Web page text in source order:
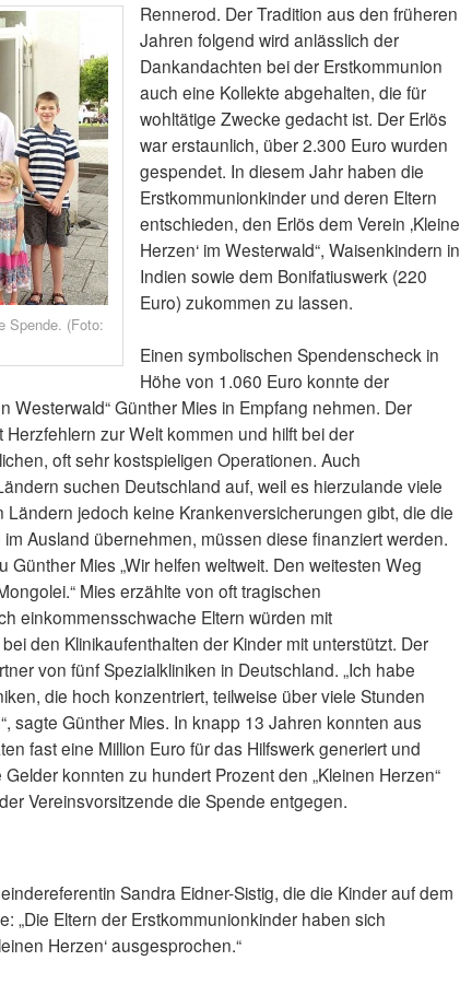
Spende. (Foto:
Rennerod. Der Tradition aus den früheren
Jahren folgend wird anlässlich der
Dankandachten bei der Erstkommunion
auch eine Kollekte abgehalten, die für
wohltätige Zwecke gedacht ist. Der Erlös
war erstaunlich, über 2.300 Euro wurden
gespendet. In diesem Jahr haben die
Erstkommunionkinder und deren Eltern
entschieden, den Erlös dem Verein ‚Kleine
Herzen‘ im Westerwald“, Waisenkindern in
Indien sowie dem Bonifatiuswerk (220
Euro) zukommen zu lassen.
Einen symbolischen Spendenscheck in
Höhe von 1.060 Euro konnte der
Westerwald“ Günther Mies in Empfang nehmen. Der
zur Welt kommen und hilft bei der
oft sehr kostspieligen Operationen. Auch
suchen Deutschland auf, weil es hierzulande viele
Ländern jedoch keine Krankenversicherungen gibt, die die
Ausland übernehmen, müssen diese finanziert werden.
Mies „Wir helfen weltweit. Den weitesten Weg
Mies erzählte von oft tragischen
einkommensschwache Eltern würden mit
den Klinikaufenthalten der Kinder mit unterstützt. Der
von fünf Spezialkliniken in Deutschland. „Ich habe
die hoch konzentriert, teilweise über viele Stunden
sagte Günther Mies. In knapp 13 Jahren konnten aus
fast eine Million Euro für das Hilfswerk generiert und
konnten zu hundert Prozent den „Kleinen Herzen“
Vereinsvorsitzende die Spende entgegen.
Sandra Eidner-Sistig, die die Kinder auf dem
„Die Eltern der Erstkommunionkinder haben sich
Herzen‘ ausgesprochen.“